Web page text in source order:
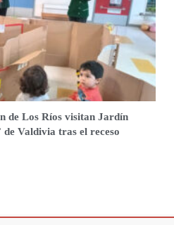
de Los Ríos visitan Jardín
Valdivia tras el receso